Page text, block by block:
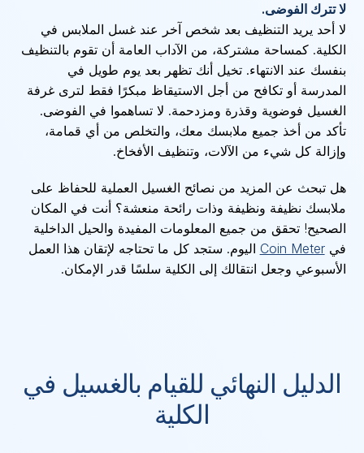
لا تترك الفوضى.
لا أحد يريد التنظيف بعد شخص آخر عند غسل الملابس في
الكلية. كمساحة مشتركة، من الآداب العامة أن تقوم بالتنظيف
بنفسك عند الانتهاء. تخيل أنك تظهر بعد يوم طويل في
المدرسة أو تكافح من أجل الاستيقاظ مبكرًا فقط لترى غرفة
الغسيل فوضوية وقذرة ومزدحمة. لا تساهموا في الفوضى.
تأكد من أخذ جميع ملابسك معك، والتخلص من أي قمامة،
وإزالة كل شيء من الآلات، وتنظيف الأفخاخ.
هل تبحث عن المزيد من نصائح الغسيل العملية للحفاظ على
ملابسك نظيفة ونظيفة وذات رائحة منعشة؟ أنت في المكان
الصحيح! تحقق من جميع المعلومات المفيدة والحيل الداخلية
فيCoin Meter اليوم. ستجد كل ما تحتاجه لإتقان هذا العمل
الأسبوعي وجعل انتقالك إلى الكلية سلسًا قدر الإمكان.
الدليل النهائي للقيام بالغسيل في
الكلية